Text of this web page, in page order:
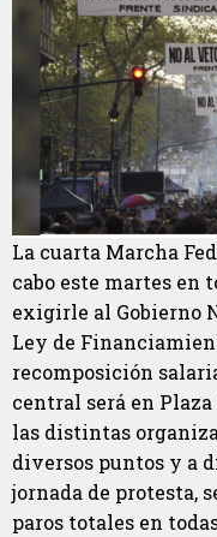
La cuarta Marcha
cabo este martes en
exigirle al Gobierno
Ley de
recomposición
central será en
las distintas
diversos puntos y a
jornada de protesta,
paros totales en